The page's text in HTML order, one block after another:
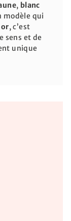
, blanc
modèle qui
, c’est
sens et de
unique